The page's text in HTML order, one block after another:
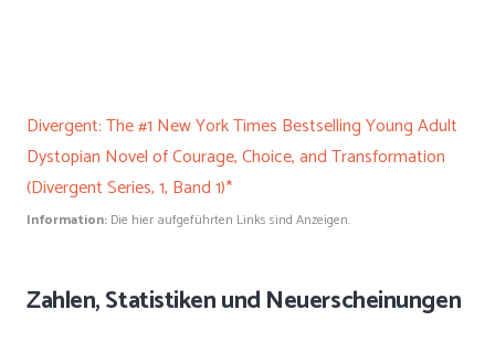
Divergent: The #1 New York Times Bestselling Young Adult
Dystopian Novel of Courage, Choice, and Transformation
(Divergent Series, 1, Band 1)*
Information: Die hier aufgeführten Links sind Anzeigen.
Zahlen, Statistiken und Neuerscheinungen